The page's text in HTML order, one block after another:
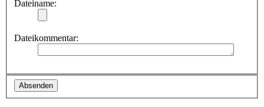
Dateiname:
Dateikommentar: